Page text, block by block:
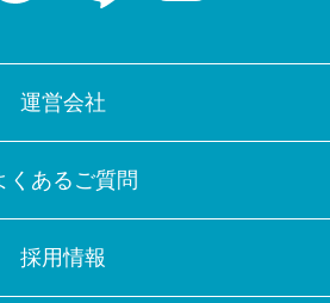
運営会社
くあるご質問
採用情報